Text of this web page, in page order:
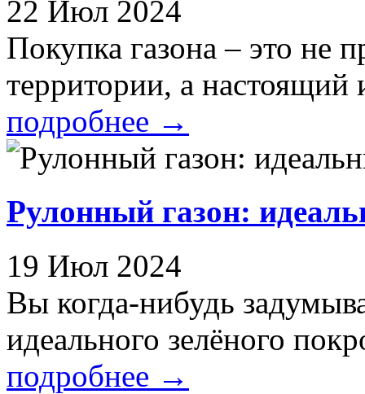
22 Июл 2024
Покупка газона – это не
территории, а настоящий
подробнее →
Рулонный газон:
19 Июл 2024
Вы когда-нибудь
идеального зелёного
подробнее →